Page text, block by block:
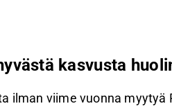
kasvusta
ilman viime vuonna myytyä